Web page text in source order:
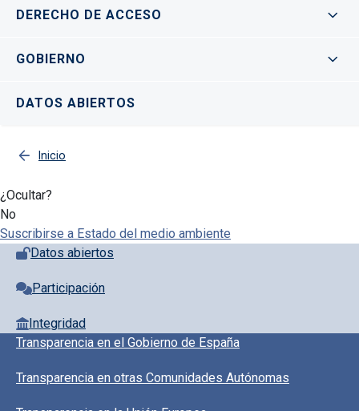
DERECHO DE ACCESO
GOBIERNO
DATOS ABIERTOS
Inicio
¿Ocultar?
No
Suscribirse a Estado del medio ambiente
Pie de página con iconos
Datos abiertos
Participación
Integridad
Pie de pagina información
Transparencia en el Gobierno de España
Transparencia en otras Comunidades Autónomas